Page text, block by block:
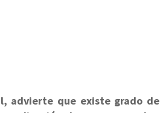
advierte que existe grado de